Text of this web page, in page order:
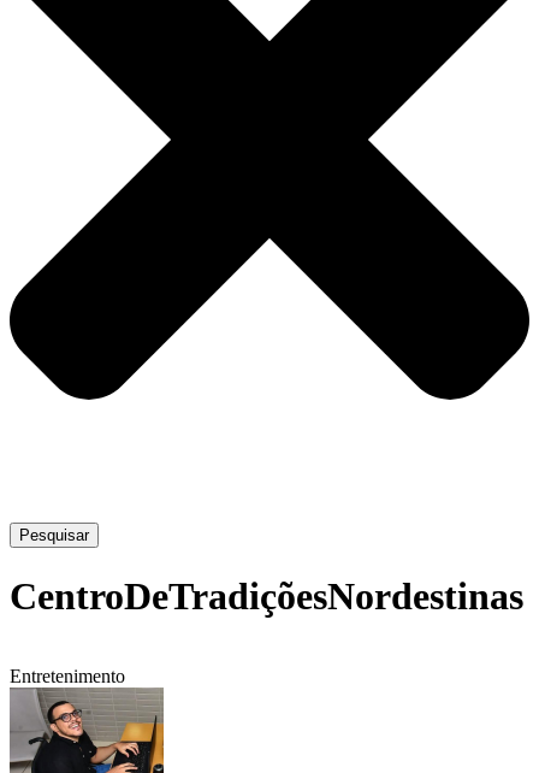
Pesquisar
CentroDeTradiçõesNordestinas
Entretenimento